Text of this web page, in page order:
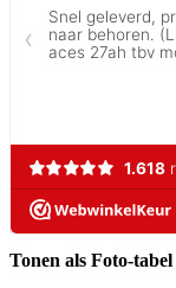
Tonen als Foto-tabel